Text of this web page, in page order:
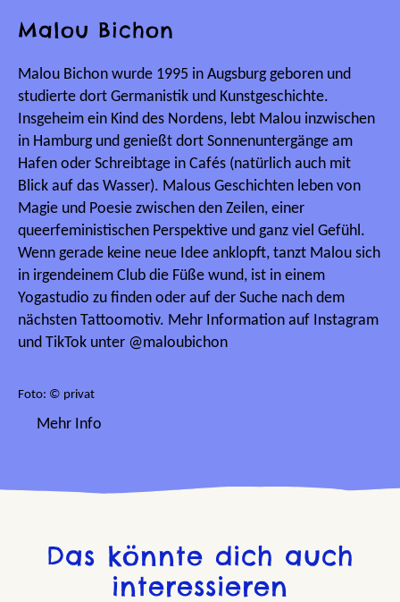
Malou Bichon
Malou Bichon wurde 1995 in Augsburg geboren und
studierte dort Germanistik und Kunstgeschichte.
Insgeheim ein Kind des Nordens, lebt Malou inzwischen
in Hamburg und genießt dort Sonnenuntergänge am
Hafen oder Schreibtage in Cafés (natürlich auch mit
Blick auf das Wasser). Malous Geschichten leben von
Magie und Poesie zwischen den Zeilen, einer
queerfeministischen Perspektive und ganz viel Gefühl.
Wenn gerade keine neue Idee anklopft, tanzt Malou sich
in irgendeinem Club die Füße wund, ist in einem
Yogastudio zu finden oder auf der Suche nach dem
nächsten Tattoomotiv. Mehr Information auf Instagram
und TikTok unter @maloubichon
Foto: © privat
Mehr Info
Das könnte dich auch
interessieren